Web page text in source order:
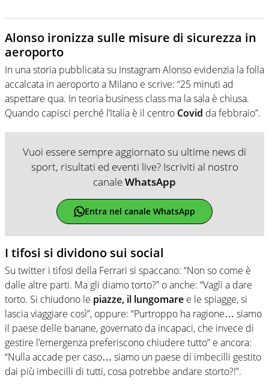
Alonso ironizza sulle misure di sicurezza in
aeroporto
In una storia pubblicata su Instagram Alonso evidenzia la folla
accalcata in aeroporto a Milano e scrive: “25 minuti ad
aspettare qua. In teoria business class ma la sala è chiusa.
Quando capisci perché l’Italia è il centro Covid da febbraio”.
Vuoi essere sempre aggiornato su ultime news di
sport, risultati ed eventi live? Iscriviti al nostro
canaleWhatsApp
Entra nel canale WhatsApp
I tifosi si dividono sui social
Su twitter i tifosi della Ferrari si spaccano: “Non so come è
dalle altre parti. Ma gli diamo torto?” o anche: “Vagli a dare
torto. Si chiudono le piazze, il lungomare e le spiagge, si
lascia viaggiare così”, oppure: “Purtroppo ha ragione… siamo
il paese delle banane, governato da incapaci, che invece di
gestire l’emergenza preferiscono chiudere tutto” e ancora:
“Nulla accade per caso… siamo un paese di imbecilli gestito
dai più imbecilli di tutti, cosa potrebbe andare storto?!”.